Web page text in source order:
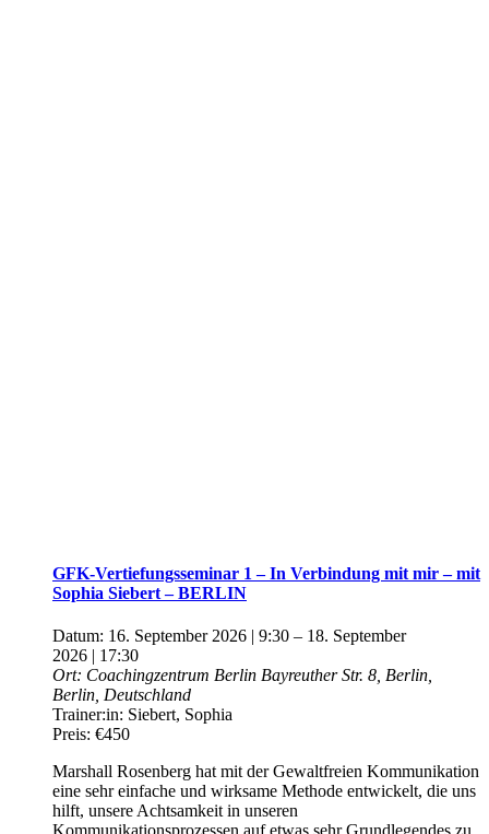
GFK-Vertiefungsseminar 1 – In Verbindung mit mir – mit
Sophia Siebert – BERLIN
Datum: 16. September 2026 | 9:30 – 18. September
2026 | 17:30
Ort: Coachingzentrum Berlin Bayreuther Str. 8, Berlin,
Berlin, Deutschland
Trainer:in: Siebert, Sophia
Preis: €450
Marshall Rosenberg hat mit der Gewaltfreien Kommunikation
eine sehr einfache und wirksame Methode entwickelt, die uns
hilft, unsere Achtsamkeit in unseren